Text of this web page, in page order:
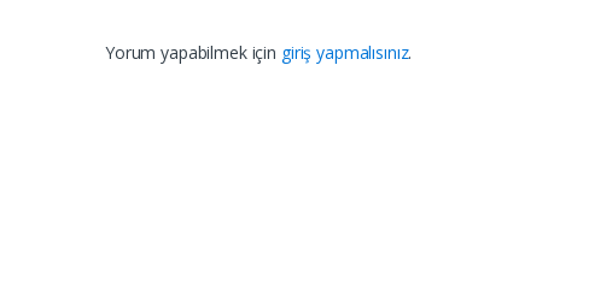
Yorum yapabilmek için giriş yapmalısınız.